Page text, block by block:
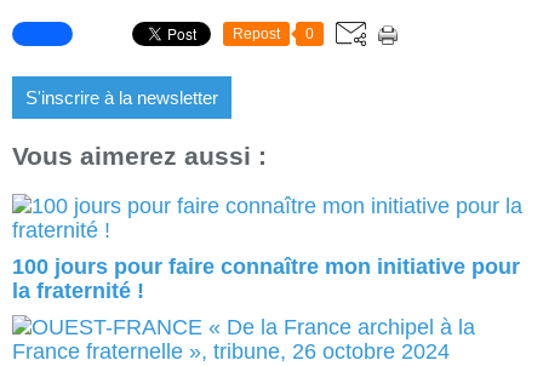
Repost 0
S'inscrire à la newsletter
Vous aimerez aussi :
100 jours pour faire connaître mon initiative pour
la fraternité !